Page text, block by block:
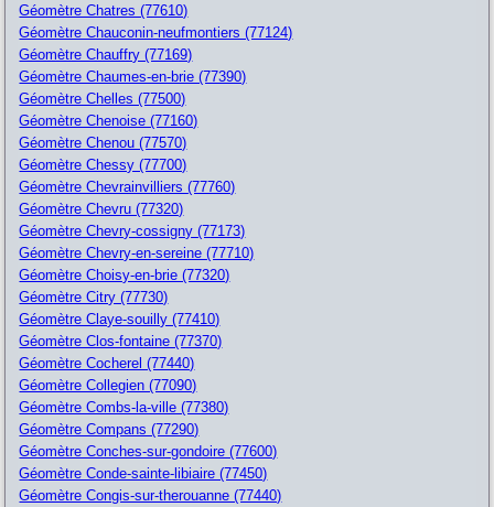
Géomètre Chatres (77610)
Géomètre Chauconin-neufmontiers (77124)
Géomètre Chauffry (77169)
Géomètre Chaumes-en-brie (77390)
Géomètre Chelles (77500)
Géomètre Chenoise (77160)
Géomètre Chenou (77570)
Géomètre Chessy (77700)
Géomètre Chevrainvilliers (77760)
Géomètre Chevru (77320)
Géomètre Chevry-cossigny (77173)
Géomètre Chevry-en-sereine (77710)
Géomètre Choisy-en-brie (77320)
Géomètre Citry (77730)
Géomètre Claye-souilly (77410)
Géomètre Clos-fontaine (77370)
Géomètre Cocherel (77440)
Géomètre Collegien (77090)
Géomètre Combs-la-ville (77380)
Géomètre Compans (77290)
Géomètre Conches-sur-gondoire (77600)
Géomètre Conde-sainte-libiaire (77450)
Géomètre Congis-sur-therouanne (77440)